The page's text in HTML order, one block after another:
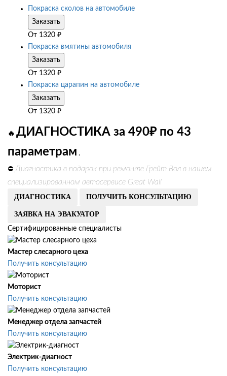
Покраска сколов на автомобиле
Заказать
От 1320 ₽
Покраска вмятины автомобиля
Заказать
От 1320 ₽
Покраска царапин на автомобиле
Заказать
От 1320 ₽
🔥 ДИАГНОСТИКА за 490₽ по 43
параметрам .
⛔ Диагностика в подарок при ремонте Грейт Вол в нашем
специализированном автосервисе Great Wall
ДИАГНОСТИКА ПОЛУЧИТЬ КОНСУЛЬТАЦИЮ
ЗАЯВКА НА ЭВАКУАТОР
Сертифицированные специалисты
Мастер слесарного цеха
Получить консультацию
Моторист
Получить консультацию
Менеджер отдела запчастей
Получить консультацию
Электрик-диагност
Получить консультацию